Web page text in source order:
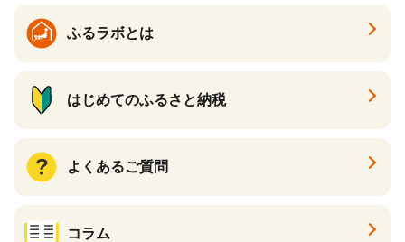
ふるラボとは
はじめてのふるさと納税
よくあるご質問
コラム